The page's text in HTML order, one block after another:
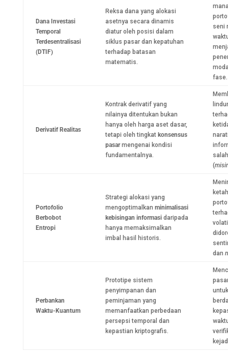
Dana Investasi
Temporal
Terdesentralisasi
(DTIF)
Reksa dana yang alokasi
asetnya secara dinamis
diatur oleh posisi dalam
siklus pasar dan kepatuhan
terhadap batasan
matematis.
seni
fase.
Derivatif Realitas
Kontrak derivatif yang
nilainya ditentukan bukan
hanya oleh harga aset dasar,
tetapi oleh tingkat konsensus
pasarmengenai kondisi
fundamentalnya.
salah
(
Portofolio
Berbobot
Entropi
Strategi alokasi yang
mengoptimalkan minimalisasi
kebisingan informasidaripada
hanya memaksimalkan
imbal hasil historis.
dan
Perbankan
Waktu-Kuantum
Prototipe sistem
penyimpanan dan
peminjaman yang
memanfaatkan perbedaan
persepsi temporal dan
kepastian kriptografis.